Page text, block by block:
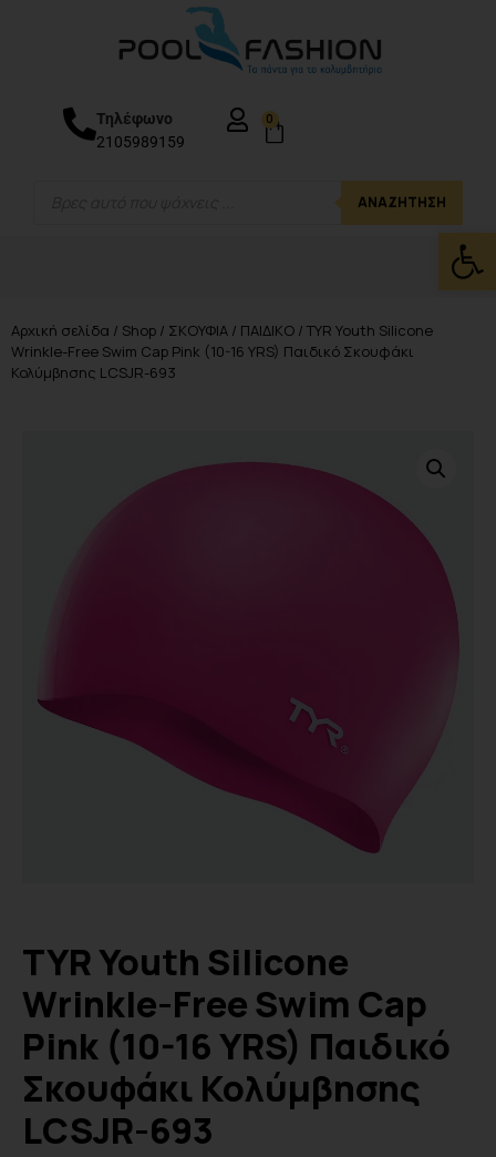
ΑΝΑΖΉΤΗΣΗ
Τηλέφωνο
2105989159
0
Αρχική σελίδα / Shop / ΣΚΟΥΦΙΑ / ΠΑΙΔΙΚΟ / TYR Youth Silicone
Wrinkle-Free Swim Cap Pink (10-16 YRS) Παιδικό Σκουφάκι
Κολύμβησης LCSJR-693
TYR Youth Silicone
Wrinkle-Free Swim Cap
Pink (10-16 YRS) Παιδικό
Σκουφάκι Κολύμβησης
LCSJR-693